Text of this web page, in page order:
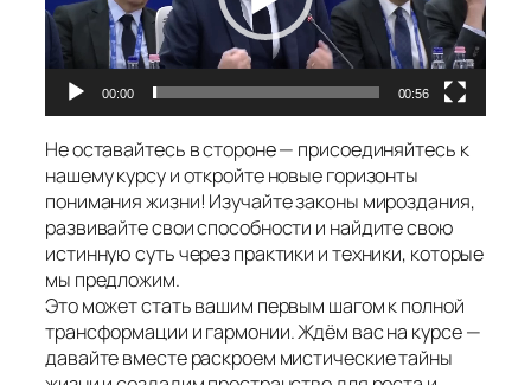
00:00 00:56
Не оставайтесь в стороне — присоединяйтесь к
нашему курсу и откройте новые горизонты
понимания жизни! Изучайте законы мироздания,
развивайте свои способности и найдите свою
истинную суть через практики и техники, которые
мы предложим.
Это может стать вашим первым шагом к полной
трансформации и гармонии. Ждём вас на курсе —
давайте вместе раскроем мистические тайны